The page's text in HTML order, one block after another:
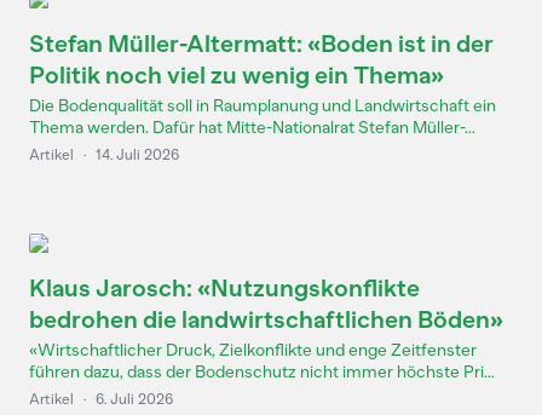
Stefan Müller-Altermatt: «Boden ist in der
Politik noch viel zu wenig ein Thema»
Die Bodenqualität soll in Raumplanung und Landwirtschaft ein
Thema werden. Dafür hat Mitte-Nationalrat Stefan Müller-...
Artikel · 14. Juli 2026
Klaus Jarosch: «Nutzungskonflikte
bedrohen die landwirtschaftlichen Böden»
«Wirtschaftlicher Druck, Zielkonflikte und enge Zeitfenster
führen dazu, dass der Bodenschutz nicht immer höchste Pri...
Artikel · 6. Juli 2026